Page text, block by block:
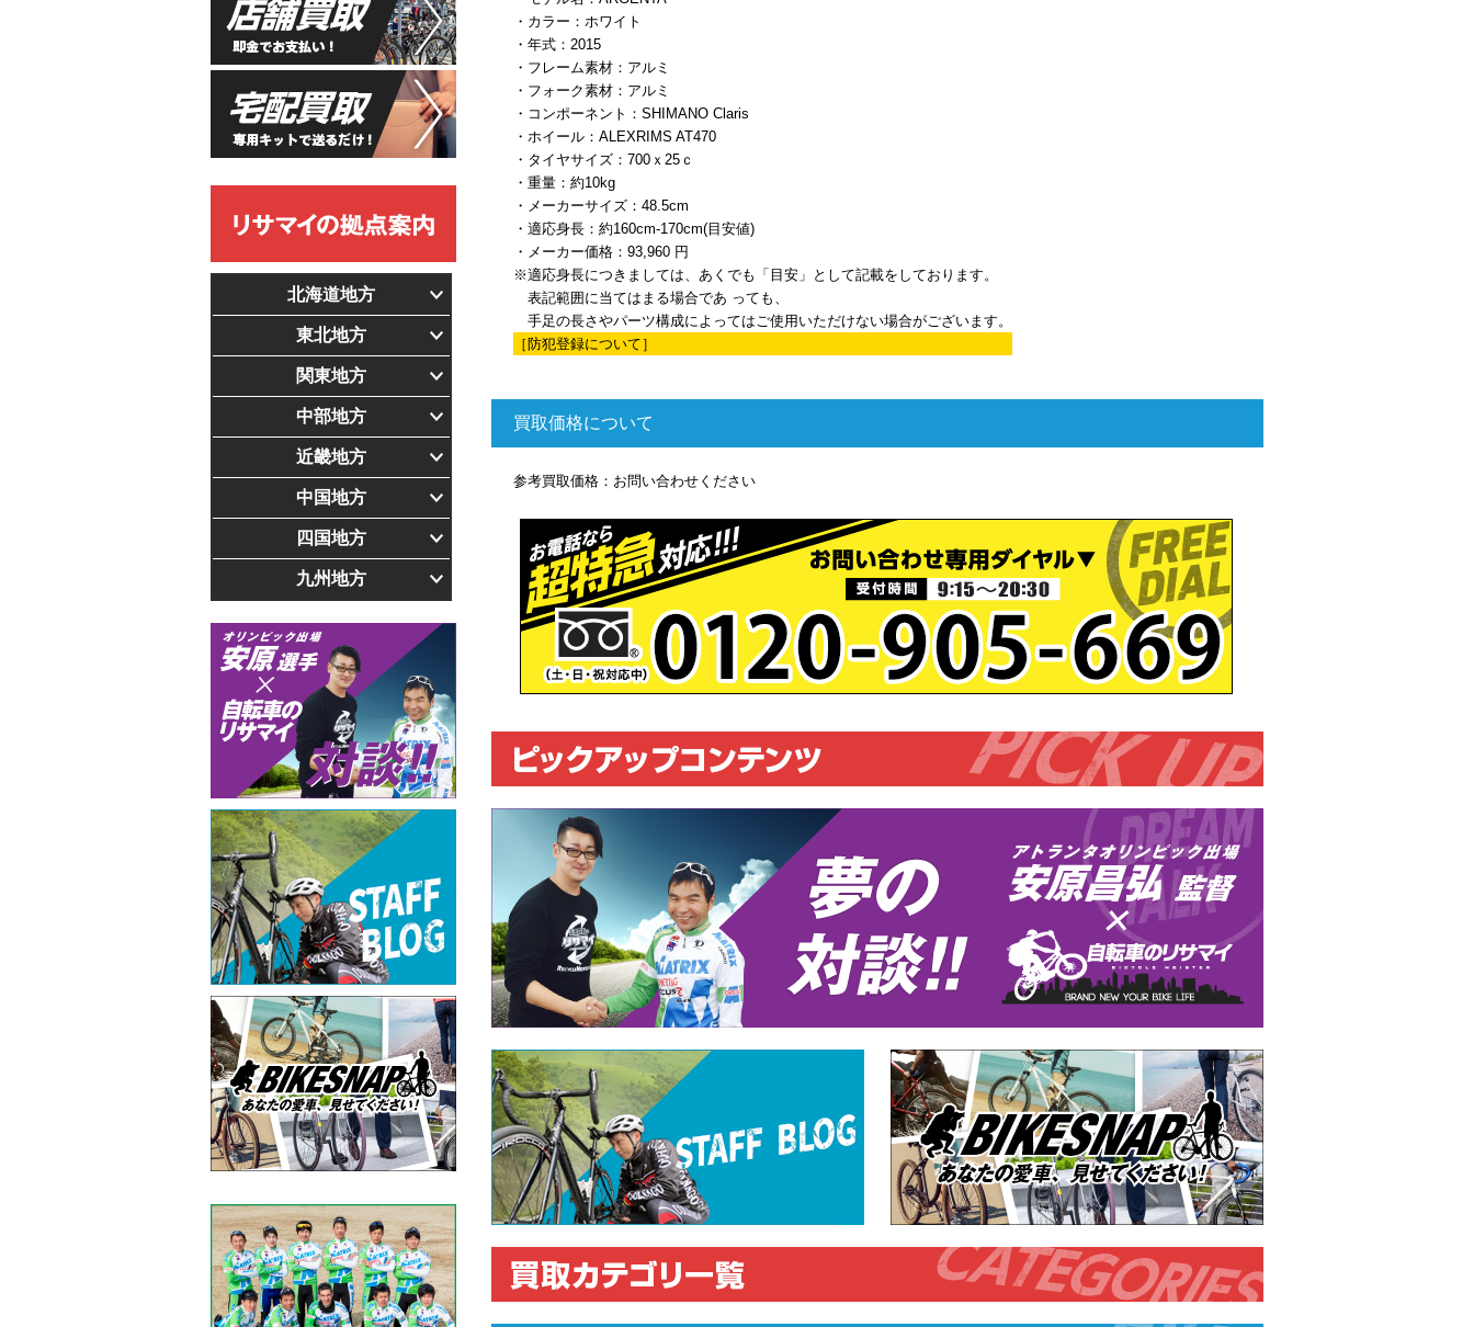
・カラー：ホワイト
・年式：2015
・フレーム素材：アルミ
・フォーク素材：アルミ
・コンポーネント：SHIMANO Claris
・ホイール：ALEXRIMS AT470
・タイヤサイズ：700ｘ25ｃ
・重量：約10kg
・メーカーサイズ：48.5cm
・適応身長：約160cm-170cm(目安値)
・メーカー価格：93,960 円
※適応身長につきましては、あくでも「目安」として記載をしております。
表記範囲に当てはまる場合であ っても、
手足の長さやパーツ構成によってはご使用いただけない場合がございます。
［防犯登録について］
買取価格について
参考買取価格：お問い合わせください
北海道地方
東北地方
関東地方
中部地方
近畿地方
中国地方
四国地方
九州地方